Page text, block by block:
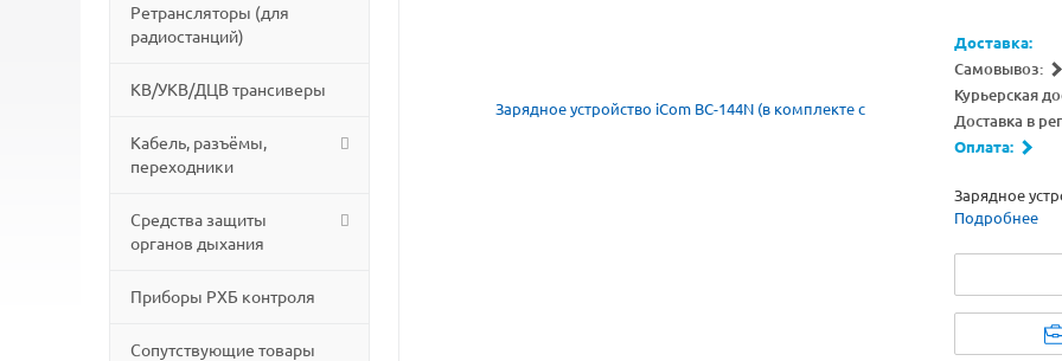
Ретрансляторы (для
радиостанций)
КВ/УКВ/ДЦВ трансиверы
Кабель, разъёмы,
переходники
Средства защиты
органов дыхания
Приборы РХБ контроля
Сопутствующие товары
Доставка:
Самовывоз:
Курьерская
Доставка в
Оплата:
Зарядное
Подробнее